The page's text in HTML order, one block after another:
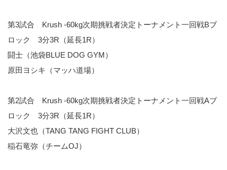
第3試合 Krush -60kg次期挑戦者決定トーナメント一回戦Bブ
ロック 3分3R（延長1R）
闘士（池袋BLUE DOG GYM）
原田ヨシキ（マッハ道場）
第2試合 Krush -60kg次期挑戦者決定トーナメント一回戦Aブ
ロック 3分3R（延長1R）
大沢文也（TANG TANG FIGHT CLUB）
稲石竜弥（チームOJ）